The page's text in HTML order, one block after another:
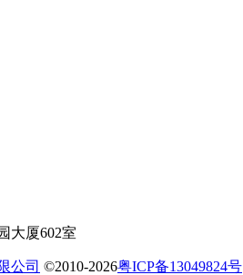
大厦602室
公司 ©2010-2026粤ICP备13049824号